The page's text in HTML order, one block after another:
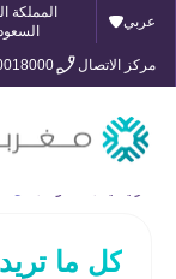
عربي
المملكة
مركز الاتصال
كل ما